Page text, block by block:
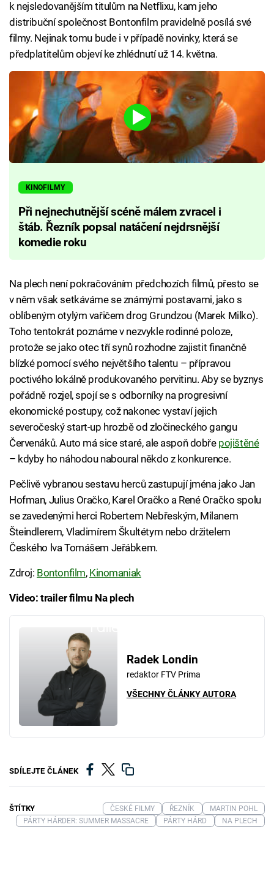
k nejsledovanějším titulům na Netflixu, kam jeho
distribuční společnost Bontonfilm pravidelně posílá své
filmy. Nejinak tomu bude i v případě novinky, která se
předplatitelům objeví ke zhlédnutí už 14. května.
KINOFILMY
Při nejnechutnější scéně málem zvracel i
štáb. Řezník popsal natáčení nejdrsnější
komedie roku
Na plech není pokračováním předchozích filmů, přesto se
v něm však setkáváme se známými postavami, jako s
oblíbeným otylým vařičem drog Grundzou (Marek Milko).
Toho tentokrát poznáme v nezvykle rodinné poloze,
protože se jako otec tří synů rozhodne zajistit finančně
blízké pomocí svého největšího talentu – přípravou
poctivého lokálně produkovaného pervitinu. Aby se byznys
pořádně rozjel, spojí se s odborníky na progresivní
ekonomické postupy, což nakonec vystaví jejich
severočeský start-up hrozbě od zločineckého gangu
Červenáků. Auto má sice staré, ale aspoň dobře pojištěné
– kdyby ho náhodou naboural někdo z konkurence.
Pečlivě vybranou sestavu herců zastupují jména jako Jan
Hofman, Julius Oračko, Karel Oračko a René Oračko spolu
se zavedenými herci Robertem Nebřeským, Milanem
Šteindlerem, Vladimírem Škultétym nebo držitelem
Českého lva Tomášem Jeřábkem.
Zdroj: Bontonfilm, Kinomaniak
Video: trailer filmu Na plech
Radek Londin
redaktor FTV Prima
VŠECHNY ČLÁNKY AUTORA
SDÍLEJTE ČLÁNEK
ŠTÍTKY ČESKÉ FILMY ŘEZNÍK
MARTIN POHL
PÁRTY HÁRDER: SUMMER MASSACRE
PÁRTY HÁRD NA PLECH